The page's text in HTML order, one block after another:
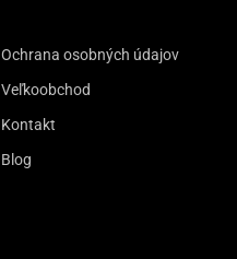
Ochrana osobných údajov
Veľkoobchod
Kontakt
Blog